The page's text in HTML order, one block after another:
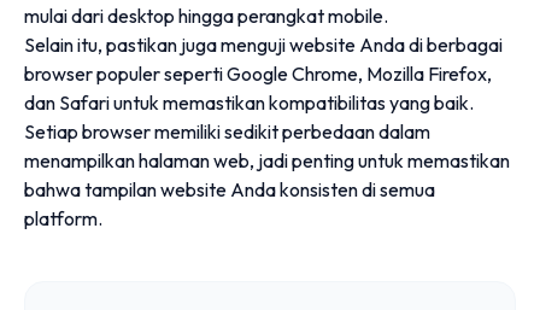
mulai dari desktop hingga perangkat mobile.
Selain itu, pastikan juga menguji website Anda di berbagai
browser populer seperti Google Chrome, Mozilla Firefox,
dan Safari untuk memastikan kompatibilitas yang baik.
Setiap browser memiliki sedikit perbedaan dalam
menampilkan halaman web, jadi penting untuk memastikan
bahwa tampilan website Anda konsisten di semua
platform.